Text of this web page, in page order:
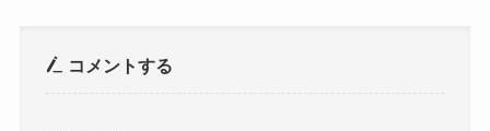
コメントする